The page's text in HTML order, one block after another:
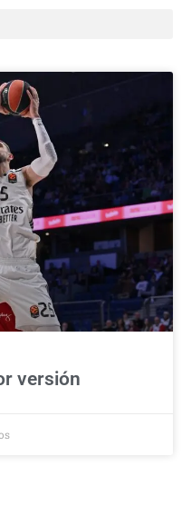
versión